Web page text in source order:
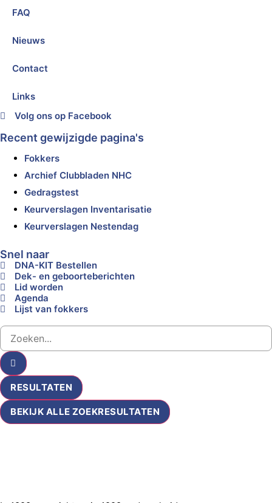
FAQ
Nieuws
Contact
Links
Volg ons op Facebook
Recent gewijzigde pagina's
Fokkers
Archief Clubbladen NHC
Gedragstest
Keurverslagen Inventarisatie
Keurverslagen Nestendag
Snel naar
DNA-KIT Bestellen
Dek- en geboorteberichten
Lid worden
Agenda
Lijst van fokkers
RESULTATEN
BEKIJK ALLE ZOEKRESULTATEN